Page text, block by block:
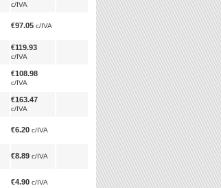
c/IVA
€97.05 c/IVA
€119.93
c/IVA
€108.98
c/IVA
€163.47
c/IVA
€6.20 c/IVA
€8.89 c/IVA
€4.90 c/IVA